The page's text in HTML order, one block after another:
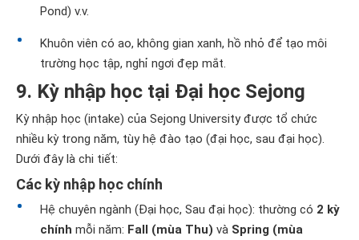
Pond) v.v.
Khuôn viên có ao, không gian xanh, hồ nhỏ để tạo môi
trường học tập, nghỉ ngơi đẹp mắt.
9. Kỳ nhập học tại Đại học Sejong
Kỳ nhập học (intake) của Sejong University được tổ chức
nhiều kỳ trong năm, tùy hệ đào tạo (đại học, sau đại học).
Dưới đây là chi tiết:
Các kỳ nhập học chính
Hệ chuyên ngành (Đại học, Sau đại học): thường có 2 kỳ
chính mỗi năm: Fall (mùa Thu) và Spring (mùa